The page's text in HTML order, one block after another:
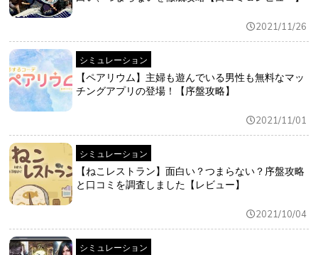
2021/11/26
シミュレーション
【ペアリウム】主婦も遊んでいる男性も無料なマッ
チングアプリの登場！【序盤攻略】
2021/11/01
シミュレーション
【ねこレストラン】面白い？つまらない？序盤攻略
と口コミを調査しました【レビュー】
2021/10/04
シミュレーション